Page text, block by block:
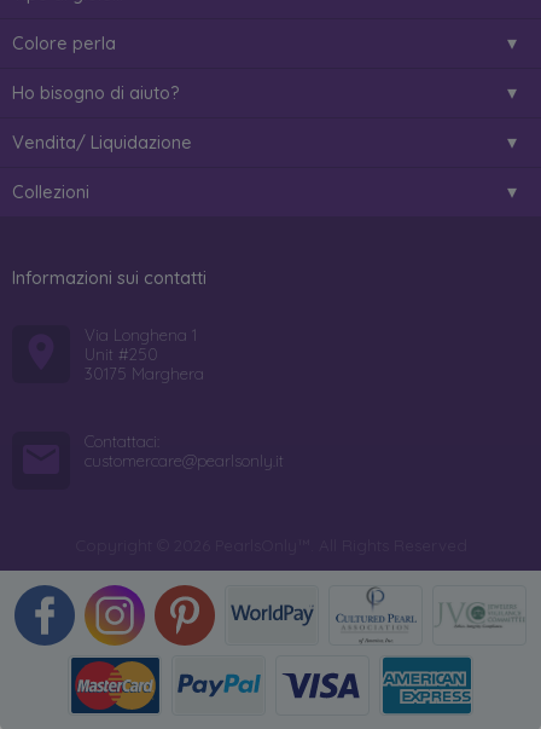
Colore perla
Ho bisogno di aiuto?
Vendita/ Liquidazione
Collezioni
Informazioni sui contatti
Via Longhena 1
Unit #250
30175 Marghera
Contattaci:
customercare@pearlsonly.it